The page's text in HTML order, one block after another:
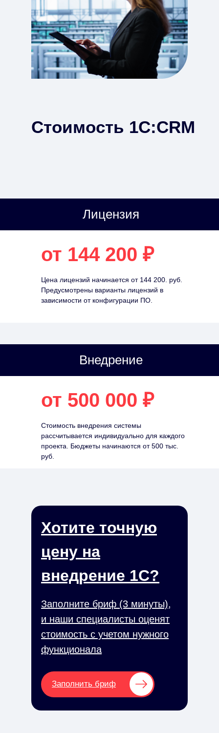
Стоимость 1С:CRM
Лицензия
от 144 200 ₽
Цена лицензий начинается от 144 200. руб.
Предусмотрены варианты лицензий в
зависимости от конфигурации ПО.
Внедрение
от 500 000 ₽
Стоимость внедрения системы
рассчитывается индивидуально для каждого
проекта. Бюджеты начинаются от 500 тыс.
руб.
Хотите точную
цену на
внедрение 1С?
Заполните бриф (3 минуты),
и наши специалисты оценят
стоимость с учетом нужного
функционала
Заполнить бриф